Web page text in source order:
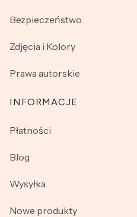
Bezpieczeństwo
Zdjęcia i Kolory
Prawa autorskie
INFORMACJE
Płatności
Blog
Wysyłka
Nowe produkty